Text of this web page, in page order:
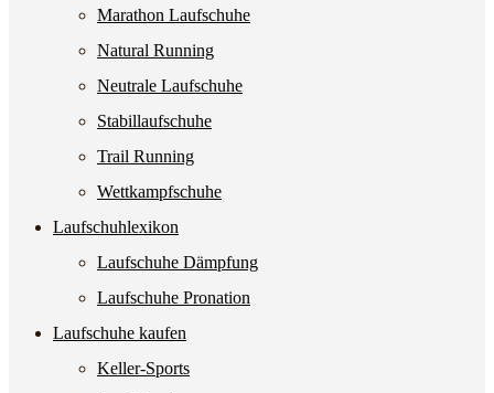
Marathon Laufschuhe
Natural Running
Neutrale Laufschuhe
Stabillaufschuhe
Trail Running
Wettkampfschuhe
Laufschuhlexikon
Laufschuhe Dämpfung
Laufschuhe Pronation
Laufschuhe kaufen
Keller-Sports